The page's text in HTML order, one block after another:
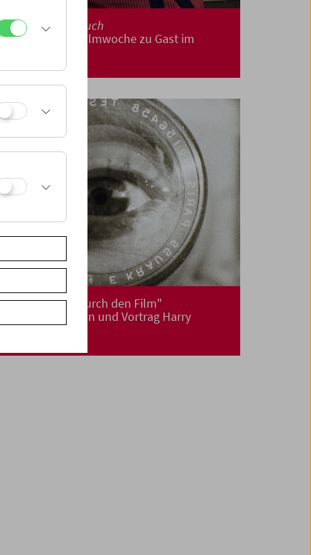
Anspruch
Einspruch
44. Duisburger Filmwoche zu Gast im
"Meine Reisen durch den Film"
Buchpräsentation und Vortrag Harry
Tomicek